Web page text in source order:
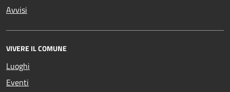
Avvisi
VIVERE IL COMUNE
Luoghi
Eventi